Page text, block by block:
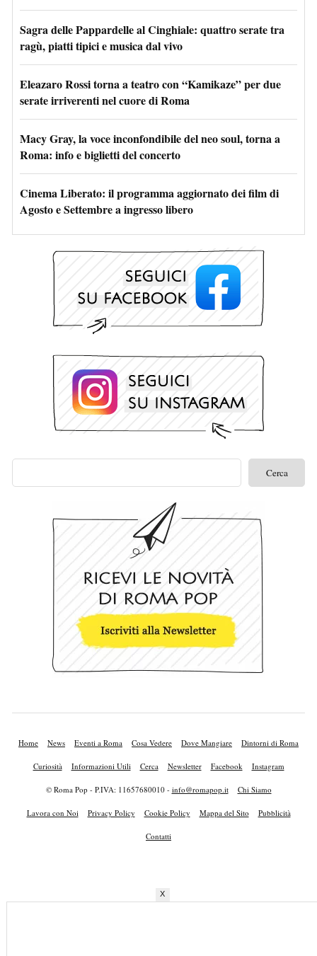
Sagra delle Pappardelle al Cinghiale: quattro serate tra
ragù, piatti tipici e musica dal vivo
Eleazaro Rossi torna a teatro con “Kamikaze” per due
serate irriverenti nel cuore di Roma
Macy Gray, la voce inconfondibile del neo soul, torna a
Roma: info e biglietti del concerto
Cinema Liberato: il programma aggiornato dei film di
Agosto e Settembre a ingresso libero
Home News Eventi a Roma Cosa Vedere Dove Mangiare Dintorni di Roma
Curiosità Informazioni Utili Cerca Newsletter Facebook Instagram
© Roma Pop - P.IVA: 11657680010 - info@romapop.it Chi Siamo
Lavora con Noi Privacy Policy Cookie Policy Mappa del Sito Pubblicità
Contatti
X